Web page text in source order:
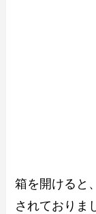
箱を開けると
されておりま